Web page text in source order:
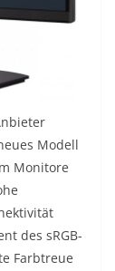
Modell
Monitore
des sRGB-
Farbtreue